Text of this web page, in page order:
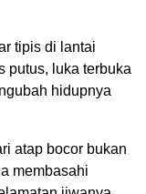
tipis di lantai
putus, luka terbuka
hidupnya
atap bocor bukan
membasahi